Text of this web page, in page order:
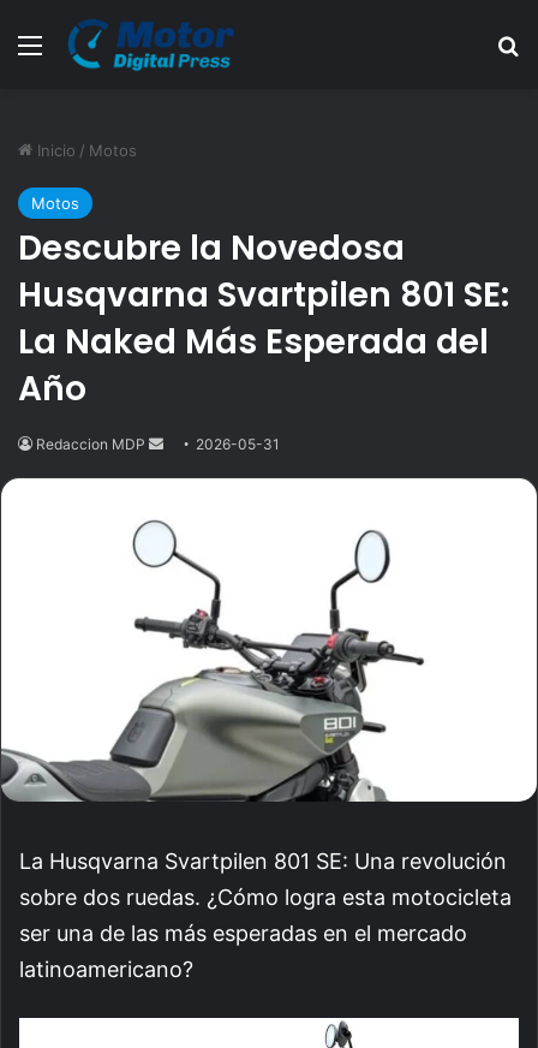
Menú
Inicio / Motos
Motos
Descubre la Novedosa
Husqvarna Svartpilen 801 SE:
La Naked Más Esperada del
Año
Redaccion MDP
Send2026-05-31
La Husqvarna Svartpilen 801 SE: Una revolución
sobre dos ruedas. ¿Cómo logra esta motocicleta
ser una de las más esperadas en el mercado
latinoamericano?